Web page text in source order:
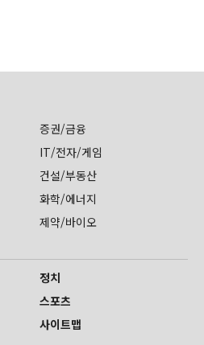
증권/금융
IT/전자/게임
건설/부동산
화학/에너지
제약/바이오
정치
스포츠
사이트맵